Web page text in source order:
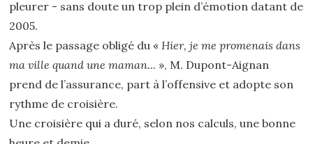
pleurer - sans doute un trop plein d’émotion datant de
2005.
Après le passage obligé du « Hier, je me promenais dans
ma ville quand une maman... », M. Dupont-Aignan
prend de l’assurance, part à l’offensive et adopte son
rythme de croisière.
Une croisière qui a duré, selon nos calculs, une bonne